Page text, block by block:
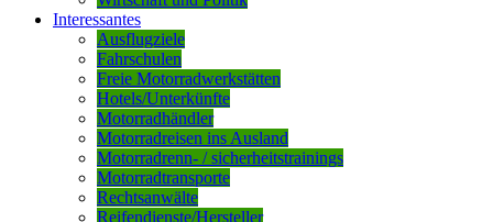
Interessantes
Ausflugziele
Fahrschulen
Freie Motorradwerkstätten
Hotels/Unterkünfte
Motorradhändler
Motorradreisen ins Ausland
Motorradrenn- / sicherheitstrainings
Motorradtransporte
Rechtsanwälte
Reifendienste/Hersteller